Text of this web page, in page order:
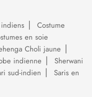
Costume
en soie
Choli jaune
indienne
Sherwani
sud-indien
Saris en